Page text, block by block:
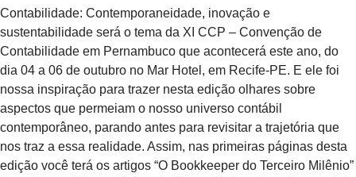
Contabilidade: Contemporaneidade, inovação e
sustentabilidade será o tema da XI CCP – Convenção de
Contabilidade em Pernambuco que acontecerá este ano, do
dia 04 a 06 de outubro no Mar Hotel, em Recife-PE. E ele foi
nossa inspiração para trazer nesta edição olhares sobre
aspectos que permeiam o nosso universo contábil
contemporâneo, parando antes para revisitar a trajetória que
nos traz a essa realidade. Assim, nas primeiras páginas desta
edição você terá os artigos “O Bookkeeper do Terceiro Milênio”